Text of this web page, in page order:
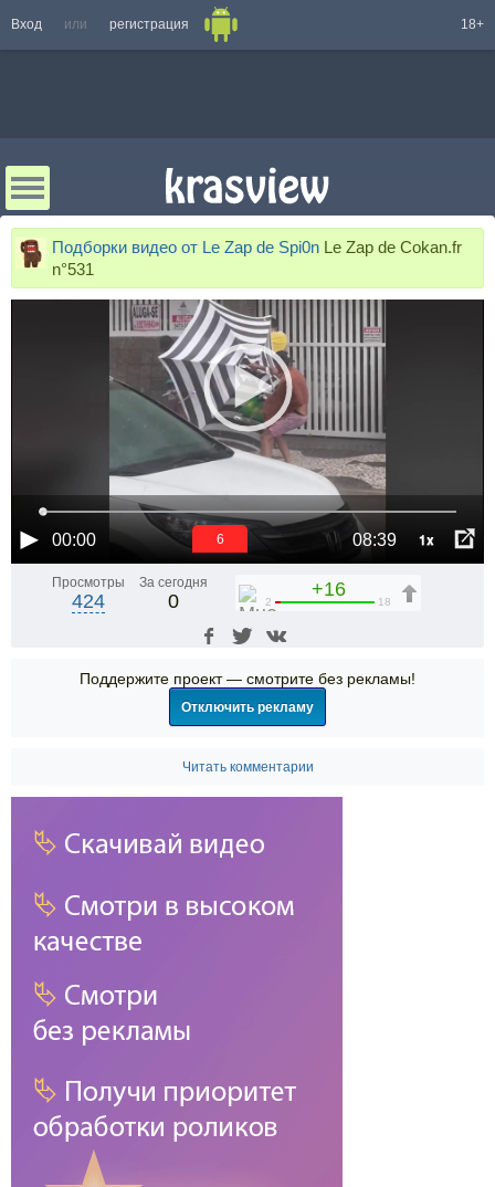
Вход или регистрация 18+
Подборки видео от Le Zap de Spi0n Le Zap de Cokan.fr
n°531
00:00 08:39 1x
6
Просмотры
424
За сегодня
0
+16
2 18
Поддержите проект — смотрите без рекламы!
Отключить рекламу
Читать комментарии